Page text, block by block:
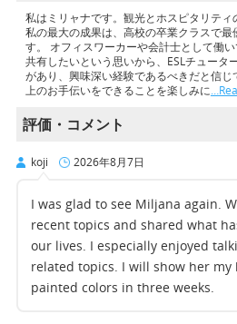
私はミリャナです。観光とホスピタリティ
私の最大の成果は、高校の卒業クラスで
す。 オフィスワーカーや会計士として働
共有したいという思いから、ESLチュータ
があり、興味深い経験であるべきだと信
上のお手伝いをできることを楽しみに
評価・コメント
koji 2026年8月7日
I was glad to see Miljana again.
recent topics and shared what
our lives. I especially enjoyed
related topics. I will show her
painted colors in three weeks.